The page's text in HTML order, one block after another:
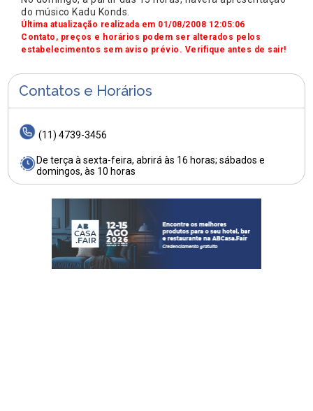
do músico Kadu Konds.
Última atualização realizada em 01/08/2008 12:05:06
Contato, preços e horários podem ser alterados pelos
estabelecimentos sem aviso prévio. Verifique antes de sair!
Contatos e Horários
(11) 4739-3456
De terça à sexta-feira, abrirá às 16 horas; sábados e
domingos, às 10 horas